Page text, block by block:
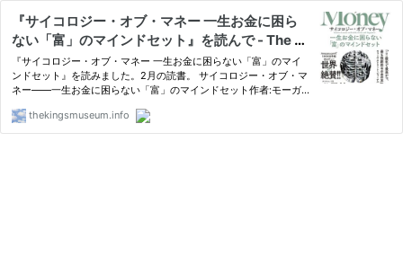
『サイコロジー・オブ・マネー 一生お金に困ら
ない「富」のマインドセット』を読んで - The Ki
ng's Museum
『サイコロジー・オブ・マネー 一生お金に困らない「富」のマイ
ンドセット』を読みました。2月の読書。 サイコロジー・オブ・マ
ネー――一生お金に困らない「富」のマインドセット作者:モーガ
近、子供のスイミングスクールを待ってる時間に書店をぶらぶらす
ること…
thekingsmuseum.info